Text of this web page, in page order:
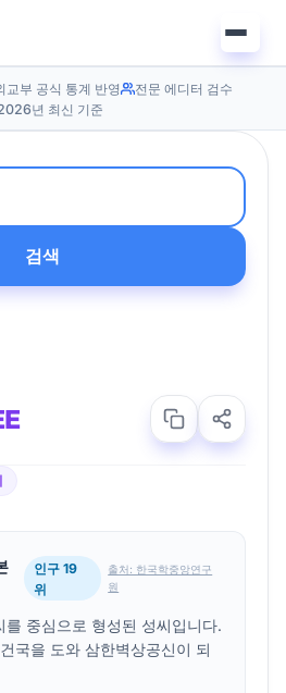
교부 공식 통계 반영
전문 에디터 검수
년 최신 기준
검색
인구 19
위
출처: 한국학중앙연구
원
를 중심으로 형성된 성씨입니다.
국을 도와 삼한벽상공신이 되